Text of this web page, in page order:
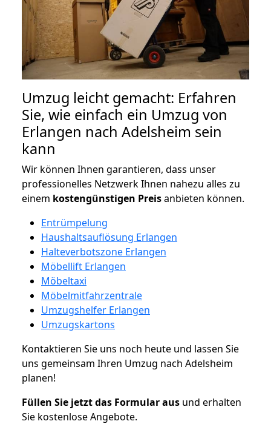
Umzug leicht gemacht: Erfahren
Sie, wie einfach ein Umzug von
Erlangen nach Adelsheim sein
kann
Wir können Ihnen garantieren, dass unser
professionelles Netzwerk Ihnen nahezu alles zu
einem kostengünstigen Preisanbieten können.
Entrümpelung
Haushaltsauflösung Erlangen
Halteverbotszone Erlangen
Möbellift Erlangen
Möbeltaxi
Möbelmitfahrzentrale
Umzugshelfer Erlangen
Umzugskartons
Kontaktieren Sie uns noch heute und lassen Sie
uns gemeinsam Ihren Umzug nach Adelsheim
planen!
Füllen Sie jetzt das Formular aus und erhalten
Sie kostenlose Angebote.